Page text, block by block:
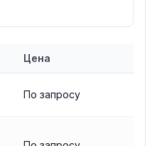
Цена
По запросу